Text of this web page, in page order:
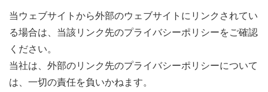
当ウェブサイトから外部のウェブサイトにリンクされてい
る場合は、当該リンク先のプライバシーポリシーをご確認
ください。
当社は、外部のリンク先のプライバシーポリシーについて
は、一切の責任を負いかねます。